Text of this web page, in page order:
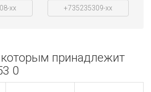
xx +735235309-xx
принадлежит
0